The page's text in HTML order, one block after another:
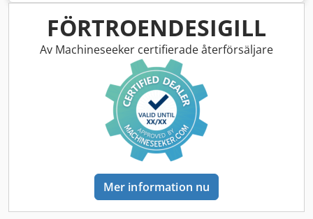
teknisk översyn, är i fullt fungerande skick och redo för
användning. Innan köp kan den startas och noggrant
inspekteras på vår anläggning. Maskinens största fördel är
den dubbelsidiga konstruktionen, vilket gör det möjligt att
använda båda sidor av slipbandet. Justerbart slipbord, två
hastighetsområden för slipbandet och ett vinklat
arbetsbord möjliggör slipning av raka kanter, vinklade
detaljer, fanerade detaljer och inåtböjda kanter.
Dcedpfszqan Tox Abzjk Specifikationer: • tillverkare:
SAMCO • modell: Unilev 150 • arbetshöjd: 150 mm • mått
på slipbandet: 150 × 2150 mm • hastighet på slipbandet: 2
hastighetsområden • antal arbetsbord: 2 • mått på
arbetsborden: 220 × 1440 mm • ett arbetsbord kan vinklas i
intervallet 0–30° • motoreffekt: 3,5/4,5 hk • pneumatisk
spänning och oscillation av slipbandet • justerbart slipbord
FÖRTROENDESIGILL
Av Machineseeker certifierade återförsäljare
Mer information nu